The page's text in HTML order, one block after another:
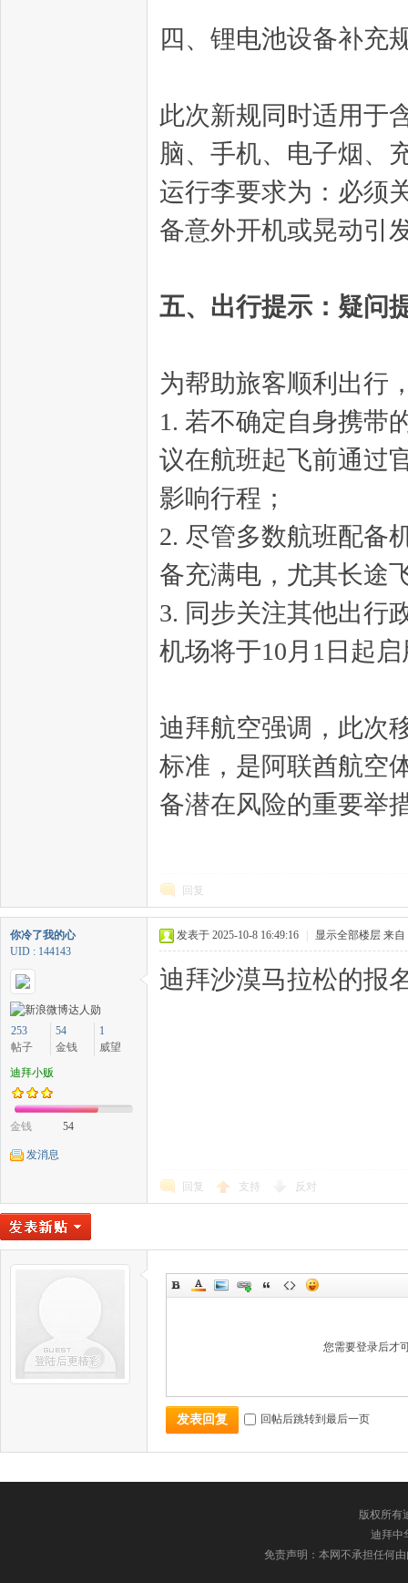
四、锂电池设备补充
此次新规同时适用于
脑、手机、电子烟、
运行李要求为：必须
备意外开机或晃动引
五、出行提示：疑问
为帮助旅客顺利出行
1. 若不确定自身携带
议在航班起飞前通过
影响行程；
2. 尽管多数航班配备
备充满电，尤其长途
3. 同步关注其他出行
机场将于10月1日起
迪拜航空强调，此次
标准，是阿联酋航空
备潜在风险的重要举
回复
你冷了我的心
UID : 144143
253
帖子
54
金钱
1
威望
迪拜小贩
金钱 54
发消息
发表于 2025-10-8 16:49:16 显示全部楼层 来自
迪拜沙漠马拉松的报
回复 支持 反对
您需要登录后才
发表回复 回帖后跳转到最后一页
版权所有
迪拜中
免责声明：本网不承担任何